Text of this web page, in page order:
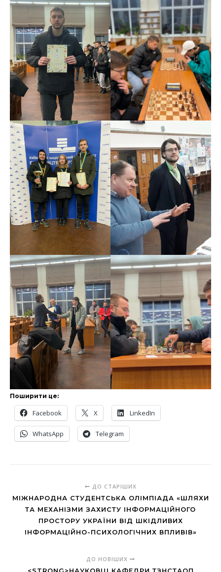
Поширити це:
Facebook X LinkedIn
WhatsApp Telegram
ДО СТАРІШИХ
МІЖНАРОДНА СТУДЕНТСЬКА ОЛІМПІАДА «ШЛЯХИ
ТА МЕХАНІЗМИ ЗАХИСТУ ІНФОРМАЦІЙНОГО
ПРОСТОРУ УКРАЇНИ ВІД ШКІДЛИВИХ
ІНФОРМАЦІЙНО-ПСИХОЛОГІЧНИХ ВПЛИВІВ»
ДО НОВІШИХ